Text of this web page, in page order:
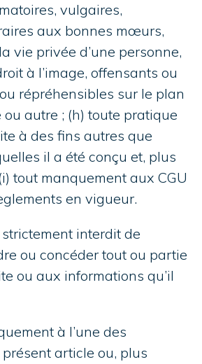
vulgaires,
aux bonnes mœurs,
vie privée d’une personne,
à l’image, offensants ou
répréhensibles sur le plan
autre ; (h) toute pratique
à des fins autres que
il a été conçu et, plus
tout manquement aux CGU
en vigueur.
interdit de
ou concéder tout ou partie
ou aux informations qu’il
à l’une des
article ou, plus